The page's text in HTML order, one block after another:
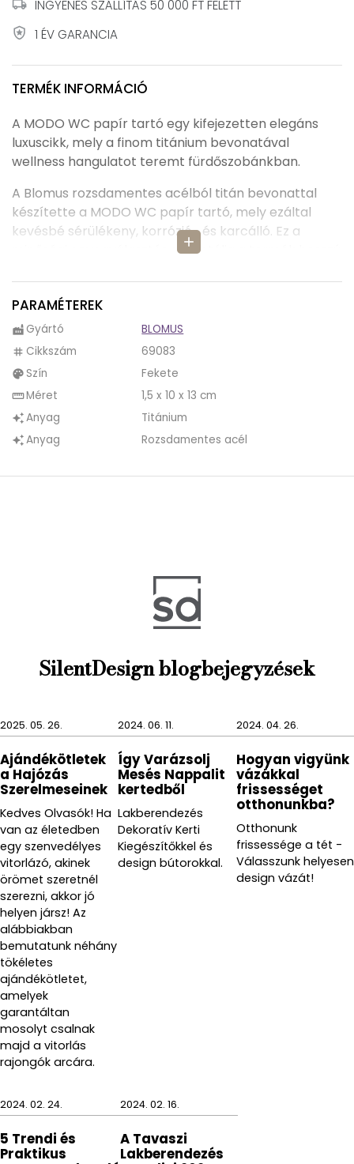
local_shipping INGYENES SZÁLLÍTÁS 50 000 FT FELETT
local_police 1 ÉV GARANCIA
TERMÉK INFORMÁCIÓ
add
A MODO WC papír tartó egy kifejezetten elegáns
luxuscikk, mely a finom titánium bevonatával
wellness hangulatot teremt fürdőszobánkban.
A Blomus rozsdamentes acélból titán bevonattal
készítette a MODO WC papír tartó, mely ezáltal
kevésbé sérülékeny, korrózió- és karcálló. Ez a
minőségi anyagválasztás garantálja a termék hosszú
Színe egyszerű fekete, így bármilyen környezetbe
bele fog illenni.
A Blomus úgy tervezte meg a MODO WC papír
tartót, hogy azt könnyedén és stabilan tudjuk
rögzíteni a falon, mely tartozékai a csomagolásában
vannak mellékelve, így használata garantáltan
praktikus és egyszerű lesz.
termékcsalád többi terméke, így könnyedén
PARAMÉTEREK
factory Gyártó BLOMUS
tag Cikkszám 69083
palette Szín Fekete
straightenMéret 1,5 x 10 x 13 cm
auto_awesomeAnyag Titánium
auto_awesomeAnyag Rozsdamentes acél
SilentDesign blogbejegyzések
2025. 05. 26.
Ajándékötletek
a Hajózás
Szerelmeseinek
Kedves Olvasók! Ha
van az életedben
egy szenvedélyes
vitorlázó, akinek
örömet szeretnél
szerezni, akkor jó
helyen jársz! Az
alábbiakban
bemutatunk néhány
tökéletes
ajándékötletet,
amelyek
garantáltan
mosolyt csalnak
majd a vitorlás
rajongók arcára.
2024. 06. 11.
Így Varázsolj
Mesés Nappalit
kertedből
Lakberendezés
Dekoratív Kerti
Kiegészítőkkel és
design bútorokkal.
2024. 04. 26.
Hogyan vigyünk
vázákkal
frissességet
otthonunkba?
Otthonunk
frissessége a tét -
Válasszunk helyesen
design vázát!
2024. 02. 24.
5 Trendi és
Praktikus
2024. 02. 16.
A Tavaszi
Lakberendezés